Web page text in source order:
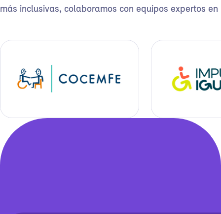
más inclusivas, colaboramos con equipos expertos